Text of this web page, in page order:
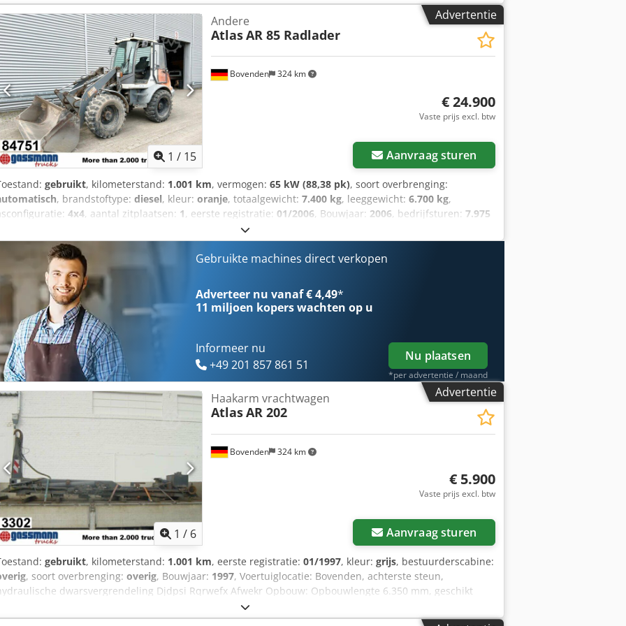
Advertentie
1 / 15
Bovenden 324 km
Andere
AtlasAR 85 Radlader
€ 24.900
Vaste prijs excl. btw
Aanvraag sturen
gebruikt, kilometerstand: 1.001 km, vermogen: 65 kW (88,38 pk), soort overbrenging:
, brandstoftype: diesel, kleur: oranje, totaalgewicht: 7.400 kg, leeggewicht: 6.700 kg,
4x4, aantal zitplaatsen: 1, eerste registratie: 01/2006, Bouwjaar: 2006, bedrijfsturen: 7.975
405/70-24
, Uitrusting:extra koplampen, standaard schep, vierwielaandrijving, Voertuiglocatie: Bovenden,
achterruit, werklampen Wielbasis: 2270 mm Deutz dieselmotor type 5F4L 2011, laadlengte ca. 5700 mm!
Hoogte 3850 mm Ca. 7.975 bedrijfsuren! Diverse accessoires (hoogkiepbak, palletvork, zeefbak) tegen
meerprijs verkrijgbaar! MB-HDS 214 zeefbak voor een meerprijs van € 8.900,-, zie -8578-!
ZONDER GARANTIE, wijzigingen, tussentijdse verkoop en fouten
Dedpfevhiq Aox Afwjkr
Gebruikte machines direct verkopen
Adverteer nu vanaf € 4,49*
11 miljoen koperswachten op u
Informeer nu
+49 201 857 861 51
Nu plaatsen
*per advertentie / maand
Advertentie
1 / 6
Bovenden 324 km
Haakarm vrachtwagen
AtlasAR 202
€ 5.900
Vaste prijs excl. btw
Aanvraag sturen
gebruikt, kilometerstand: 1.001 km, eerste registratie: 01/1997, kleur: grijs, bestuurderscabine:
, soort overbrenging: overig, Bouwjaar: 1997, Voertuiglocatie: Bovenden, achterste steun,
dwarsvergrendeling Djdpsi Rqrwefx Afwekr Opbouw: Opbouwlengte 6.350 mm, geschikt
voor containers tot 7 m, ca. 1.700 bedrijfsuren, met knikhaak DIN-vergrendeling en extra hydraulische
ACCESSOIREINFORMATIE ZONDER GARANTIE, wijzigingen, tussentijdse verkoop en